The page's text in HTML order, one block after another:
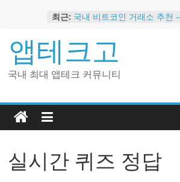
content
최근: 국내 비트코인 거래소 추천
트
2024 강력히 추천하는 은행
금 앱테크
해외 코인 거래소 추천 순위
앱테크고
국내 최대 앱테크 커뮤니티
실시간 퀴즈 정답